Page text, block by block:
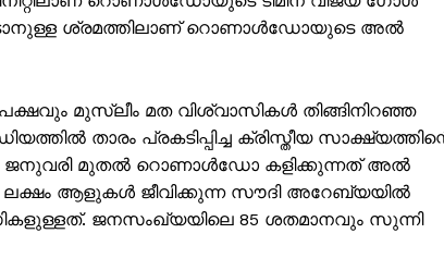
Subscription Plans
ശ്രമത്തിലാണ് റൊണാൾഡോയുടെ അൽ
മുസ്ലീം മത വിശ്വാസികൾ തിങ്ങിനിറഞ്ഞ
താരം പ്രകടിപ്പിച്ച ക്രിസ്തീയ
ജനുവരി മുതൽ റൊണാൾഡോ കളിക്കുന്നത് അൽ
ലക്ഷം ആളുകൾ ജീവിക്കുന്ന സൗദി അറേബ്യയിൽ
ജനസംഖ്യയിലെ 85 ശതമാനവും സുന്നി